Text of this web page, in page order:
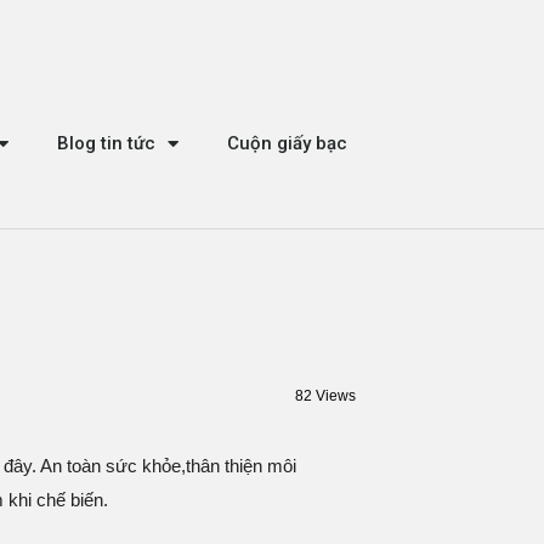
Blog tin tức Cuộn giấy bạc
82 Views
An toàn sức khỏe,thân thiện môi
chế biến.